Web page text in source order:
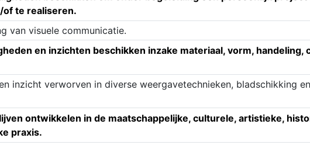
te realiseren.
van visuele communicatie.
en inzichten beschikken inzake materiaal, vorm,
inzicht verworven in diverse weergavetechnieken, bladschikking
ontwikkelen in de maatschappelijke, culturele, artistieke,
praxis.